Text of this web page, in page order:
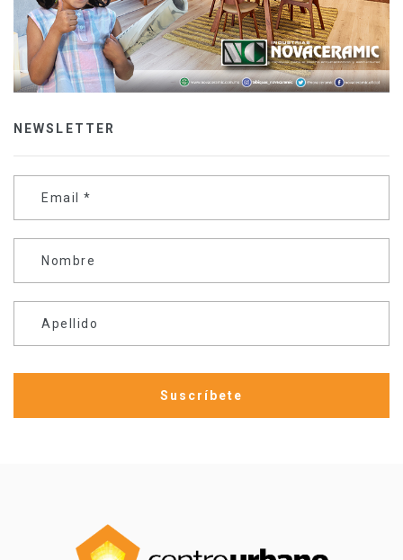
NEWSLETTER
Email *
Nombre
Apellido